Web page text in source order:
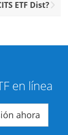
ETF Dist?
en línea
ahora